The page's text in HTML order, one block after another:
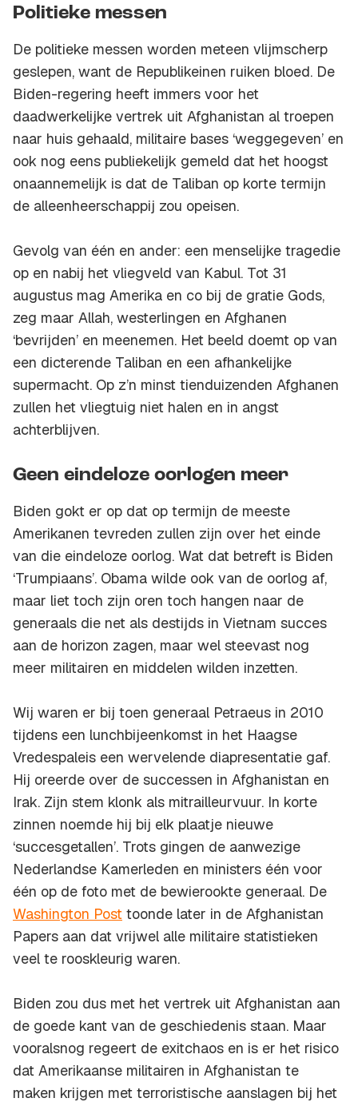
Politieke messen
De politieke messen worden meteen vlijmscherp
geslepen, want de Republikeinen ruiken bloed. De
Biden-regering heeft immers voor het
daadwerkelijke vertrek uit Afghanistan al troepen
naar huis gehaald, militaire bases ‘weggegeven’ en
ook nog eens publiekelijk gemeld dat het hoogst
onaannemelijk is dat de Taliban op korte termijn
de alleenheerschappij zou opeisen.
Gevolg van één en ander: een menselijke tragedie
op en nabij het vliegveld van Kabul. Tot 31
augustus mag Amerika en co bij de gratie Gods,
zeg maar Allah, westerlingen en Afghanen
‘bevrijden’ en meenemen. Het beeld doemt op van
een dicterende Taliban en een afhankelijke
supermacht. Op z’n minst tienduizenden Afghanen
zullen het vliegtuig niet halen en in angst
achterblijven.
Geen eindeloze oorlogen meer
Biden gokt er op dat op termijn de meeste
Amerikanen tevreden zullen zijn over het einde
van die eindeloze oorlog. Wat dat betreft is Biden
‘Trumpiaans’. Obama wilde ook van de oorlog af,
maar liet toch zijn oren toch hangen naar de
generaals die net als destijds in Vietnam succes
aan de horizon zagen, maar wel steevast nog
meer militairen en middelen wilden inzetten.
Wij waren er bij toen generaal Petraeus in 2010
tijdens een lunchbijeenkomst in het Haagse
Vredespaleis een wervelende diapresentatie gaf.
Hij oreerde over de successen in Afghanistan en
Irak. Zijn stem klonk als mitrailleurvuur. In korte
zinnen noemde hij bij elk plaatje nieuwe
‘succesgetallen’. Trots gingen de aanwezige
Nederlandse Kamerleden en ministers één voor
één op de foto met de bewierookte generaal. De
Washington Post toonde later in de Afghanistan
Papers aan dat vrijwel alle militaire statistieken
veel te rooskleurig waren.
Biden zou dus met het vertrek uit Afghanistan aan
de goede kant van de geschiedenis staan. Maar
vooralsnog regeert de exitchaos en is er het risico
dat Amerikaanse militairen in Afghanistan te
maken krijgen met terroristische aanslagen bij het